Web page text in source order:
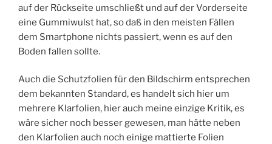
auf der Rückseite umschließt und auf der Vorderseite
eine Gummiwulst hat, so daß in den meisten Fällen
dem Smartphone nichts passiert, wenn es auf den
Boden fallen sollte.
Auch die Schutzfolien für den Bildschirm entsprechen
dem bekannten Standard, es handelt sich hier um
mehrere Klarfolien, hier auch meine einzige Kritik, es
wäre sicher noch besser gewesen, man hätte neben
den Klarfolien auch noch einige mattierte Folien